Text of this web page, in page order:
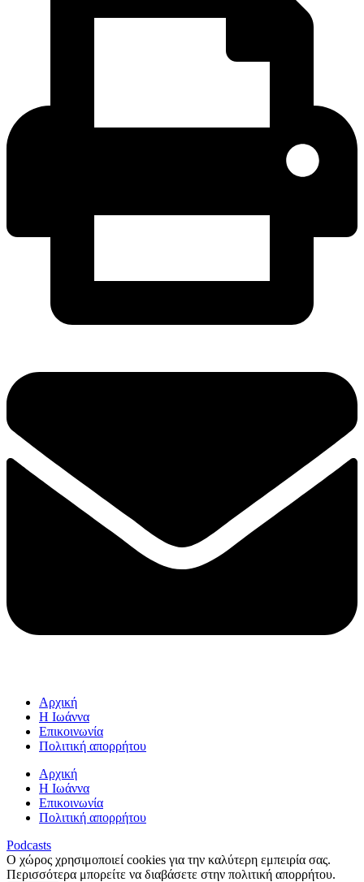
Αρχική
Η Ιωάννα
Επικοινωνία
Πολιτική απορρήτου
Αρχική
Η Ιωάννα
Επικοινωνία
Πολιτική απορρήτου
Podcasts
Ο χώρος χρησιμοποιεί cookies για την καλύτερη εμπειρία σας.
Περισσότερα μπορείτε να διαβάσετε στην πολιτική απορρήτου.